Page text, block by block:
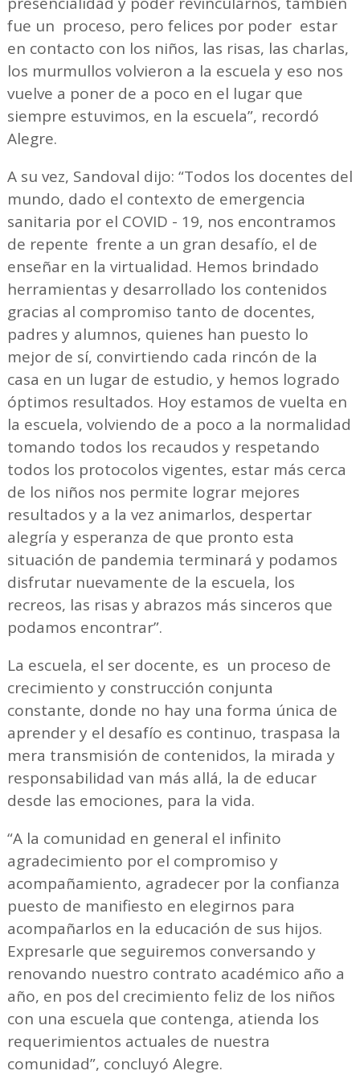
fue un proceso, pero felices por poder estar
en contacto con los niños, las risas, las charlas,
los murmullos volvieron a la escuela y eso nos
vuelve a poner de a poco en el lugar que
siempre estuvimos, en la escuela”, recordó
Alegre.
A su vez, Sandoval dijo: “Todos los docentes del
mundo, dado el contexto de emergencia
sanitaria por el COVID - 19, nos encontramos
de repente frente a un gran desafío, el de
enseñar en la virtualidad. Hemos brindado
herramientas y desarrollado los contenidos
gracias al compromiso tanto de docentes,
padres y alumnos, quienes han puesto lo
mejor de sí, convirtiendo cada rincón de la
casa en un lugar de estudio, y hemos logrado
óptimos resultados. Hoy estamos de vuelta en
la escuela, volviendo de a poco a la normalidad
tomando todos los recaudos y respetando
todos los protocolos vigentes, estar más cerca
de los niños nos permite lograr mejores
resultados y a la vez animarlos, despertar
alegría y esperanza de que pronto esta
situación de pandemia terminará y podamos
disfrutar nuevamente de la escuela, los
recreos, las risas y abrazos más sinceros que
podamos encontrar”.
La escuela, el ser docente, es un proceso de
crecimiento y construcción conjunta
constante, donde no hay una forma única de
aprender y el desafío es continuo, traspasa la
mera transmisión de contenidos, la mirada y
responsabilidad van más allá, la de educar
desde las emociones, para la vida.
“A la comunidad en general el infinito
agradecimiento por el compromiso y
acompañamiento, agradecer por la confianza
puesto de manifiesto en elegirnos para
acompañarlos en la educación de sus hijos.
Expresarle que seguiremos conversando y
renovando nuestro contrato académico año a
año, en pos del crecimiento feliz de los niños
con una escuela que contenga, atienda los
requerimientos actuales de nuestra
comunidad”, concluyó Alegre.